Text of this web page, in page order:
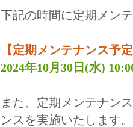
下記の時間に定期メン
【定期メンテナンス予
2024年10月30日(水)
また、定期メンテナン
ンスを実施いたします。